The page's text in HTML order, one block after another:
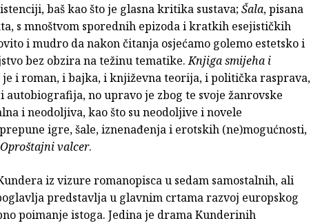
baš kao što je glasna kritika sustava;Šala, pisana
s mnoštvom sporednih epizoda i kratkih esejističkih
i mudro da nakon čitanja osjećamo golemo estetsko i
bez obzira na težinu tematike.Knjiga smijeha i
i roman, i bajka, i književna teorija, i politička rasprava,
autobiografija, no upravo je zbog te svoje žanrovske
i neodoljiva, kao što su neodoljive i novele
igre, šale, iznenađenja i erotskih (ne)mogućnosti,
Oproštajni valcer.
iz vizure romanopisca u sedam samostalnih, ali
predstavlja u glavnim crtama razvoj europskog
poimanje istoga. Jedina je drama Kunderinih